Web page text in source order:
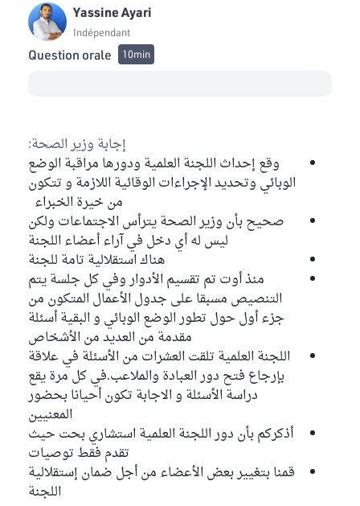
Yassine Ayari
Indépendant
Question orale 10min
إجابة وزير الصحة:
وقع إحداث اللجنة العلمية ودورها مراقبة الوضع
الوبائي وتحديد الإجراءات الوقائية اللازمة و تتكون
من خيرة الخبراء
صحيح بأن وزير الصحة يترأس الاجتماعات ولكن
ليس له أي دخل في آراء أعضاء اللجنة
هناك استقلالية تامة للجنة
منذ أوت تم تقسيم الأدوار وفي كل جلسة يتم
التنصيص مسبقا على جدول الأعمال المتكون من
جزء أول حول تطور الوضع الوبائي و البقية أسئلة
مقدمة من العديد من الأشخاص
اللجنة العلمية تلقت العشرات من الأسئلة في علاقة
بإرجاع فتح دور العبادة والملاعب.في كل مرة يقع
دراسة الأسئلة و الاجابة تكون أحيانا بحضور
المعنيين
أذكركم بأن دور اللجنة العلمية استشاري بحت حيث
تقدم فقط توصيات
قمنا بتغيير بعض الأعضاء من أجل ضمان إستقلالية
اللجنة